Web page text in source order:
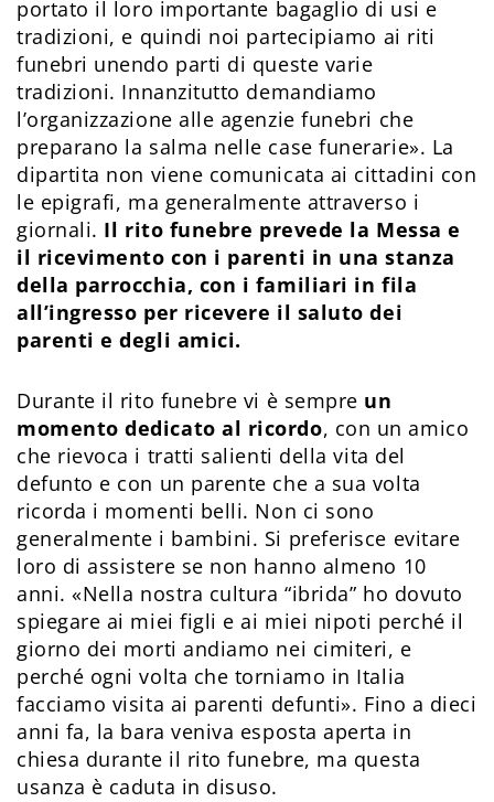
portato il loro importante bagaglio di usi e
tradizioni, e quindi noi partecipiamo ai riti
funebri unendo parti di queste varie
tradizioni. Innanzitutto demandiamo
l’organizzazione alle agenzie funebri che
preparano la salma nelle case funerarie». La
dipartita non viene comunicata ai cittadini con
le epigrafi, ma generalmente attraverso i
giornali. Il rito funebre prevede la Messa e
il ricevimento con i parenti in una stanza
della parrocchia, con i familiari in fila
all’ingresso per ricevere il saluto dei
parenti e degli amici.
Durante il rito funebre vi è sempre un
momento dedicato al ricordo, con un amico
che rievoca i tratti salienti della vita del
defunto e con un parente che a sua volta
ricorda i momenti belli. Non ci sono
generalmente i bambini. Si preferisce evitare
loro di assistere se non hanno almeno 10
anni. «Nella nostra cultura “ibrida” ho dovuto
spiegare ai miei figli e ai miei nipoti perché il
giorno dei morti andiamo nei cimiteri, e
perché ogni volta che torniamo in Italia
facciamo visita ai parenti defunti». Fino a dieci
anni fa, la bara veniva esposta aperta in
chiesa durante il rito funebre, ma questa
usanza è caduta in disuso.